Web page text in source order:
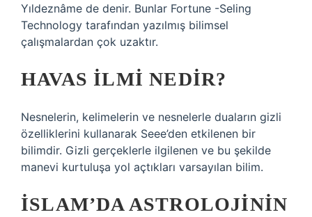
Yıldeznâme de denir. Bunlar Fortune -Seling
Technology tarafından yazılmış bilimsel
çalışmalardan çok uzaktır.
HAVAS ILMI NEDIR?
Nesnelerin, kelimelerin ve nesnelerle duaların gizli
özelliklerini kullanarak Seee’den etkilenen bir
bilimdir. Gizli gerçeklerle ilgilenen ve bu şekilde
manevi kurtuluşa yol açtıkları varsayılan bilim.
İSLAM’DA ASTROLOJININ